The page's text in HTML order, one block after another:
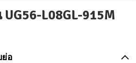
L08GL-915M
อ